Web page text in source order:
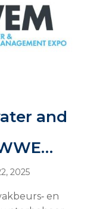
and
2025
en